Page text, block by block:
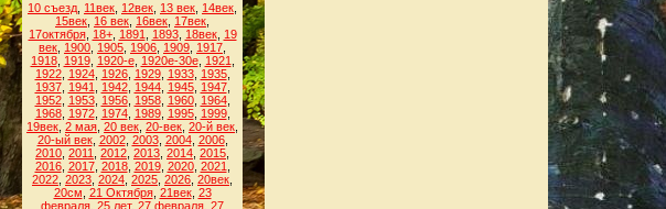
10 съезд 11век 12век 13 век 14век
15век 16 век 16век 17век
17октября, 18+, 1891 1893, 18век, 19
век 1900 1905 1906 1909 1917
1918, 1919, 1920-е, 1920е-30е, 1921
1922, 1924, 1926, 1929, 1933, 1935,
1937, 1941 1942, 1944, 1945, 1947,
1952, 1953, 1956, 1958, 1960, 1964,
1968, 1972, 1974, 1989, 1995, 1999,
19век 2 мая 20 век 20-век 20-й век
20-ый век, 2002, 2003, 2004, 2006,
2010 2011 2012 2013 2014 2015
2016, 2017, 2018, 2019, 2020, 2021
2022 2023 2024 2025 2026 20век
20см 21 Октября, 21век, 23
февраля 25 лет, 27 февраля 27